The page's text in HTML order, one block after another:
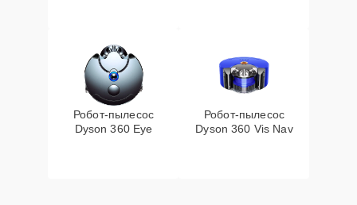
Робот-пылесос
Dyson 360 Eye
Робот-пылесос
Dyson 360 Vis Nav